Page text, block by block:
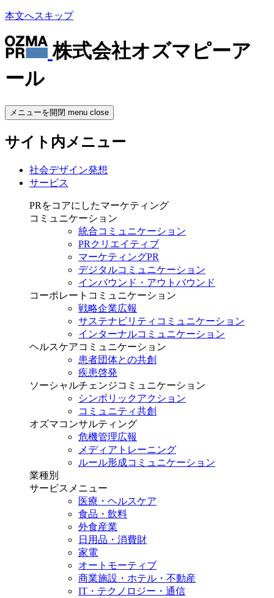
本文へスキップ
株式会社オズマピーア
ール
メニューを開閉 menu close
サイト内メニュー
社会デザイン発想
サービス
PRをコアにしたマーケティング
コミュニケーション
統合コミュニケーション
PRクリエイティブ
マーケティングPR
デジタルコミュニケーション
インバウンド・アウトバウンド
コーポレートコミュニケーション
戦略企業広報
サステナビリティコミュニケーション
インターナルコミュニケーション
ヘルスケアコミュニケーション
患者団体との共創
疾患啓発
ソーシャルチェンジコミュニケーション
シンボリックアクション
コミュニティ共創
オズマコンサルティング
危機管理広報
メディアトレーニング
ルール形成コミュニケーション
業種別
サービスメニュー
医療・ヘルスケア
食品・飲料
外食産業
日用品・消費財
家電
オートモーティブ
商業施設・ホテル・不動産
IT・テクノロジー・通信